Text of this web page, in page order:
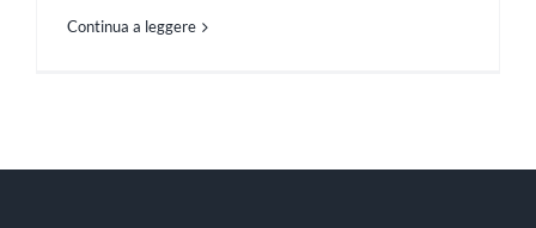
Continua a leggere